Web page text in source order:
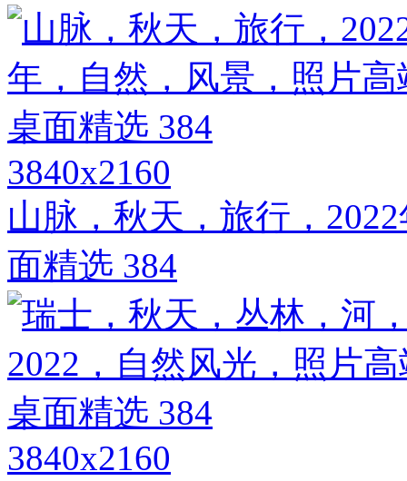
3840x2160
山脉，秋天，旅行，
面精选 384
3840x2160